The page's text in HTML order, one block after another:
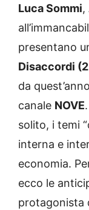
Luca Sommi,
presentano
Disaccordi
da
canale NOVE
solito, i temi
interna e
economia.
ecco le
protagonista